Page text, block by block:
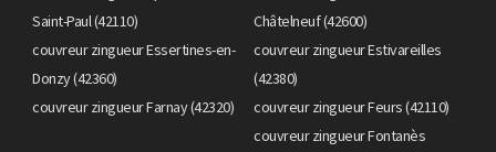
Saint-Paul (42110)
Châtelneuf (42600)
couvreur zingueur Essertines-en-
Donzy (42360)
couvreur zingueur Estivareilles
(42380)
couvreur zingueur Farnay (42320)
couvreur zingueur Feurs (42110)
couvreur zingueur Fontanès